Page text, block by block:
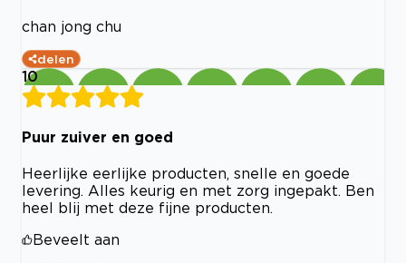
chan jong chu
delen
10
Puur zuiver en goed
Heerlijke eerlijke producten, snelle en goede
levering. Alles keurig en met zorg ingepakt. Ben
heel blij met deze fijne producten.
Beveelt aan